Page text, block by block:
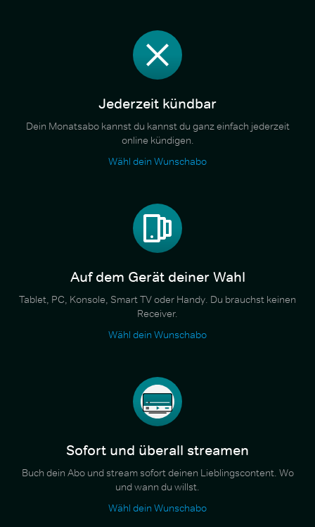
Jederzeit kündbar
Dein Monatsabo kannst du kannst du ganz einfach jederzeit
online kündigen.
Wähl dein Wunschabo
Auf dem Gerät deiner Wahl
Tablet, PC, Konsole, Smart TV oder Handy. Du brauchst keinen
Receiver.
Wähl dein Wunschabo
Sofort und überall streamen
Buch dein Abo und stream sofort deinen Lieblingscontent. Wo
und wann du willst.
Wähl dein Wunschabo